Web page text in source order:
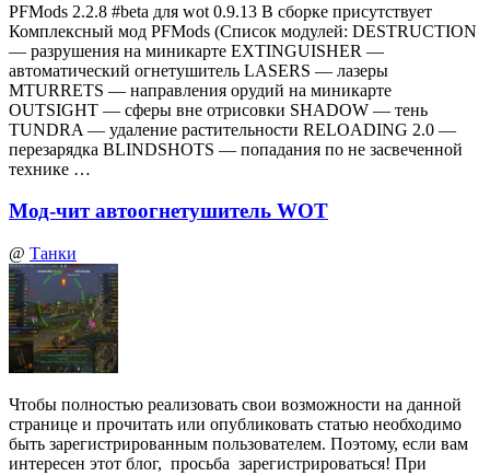
PFMods 2.2.8 #beta для wot 0.9.13 В сборке присутствует
Комплексный мод PFMods (Список модулей: DESTRUCTION
— разрушения на миникарте EXTINGUISHER —
автоматический огнетушитель LASERS — лазеры
MTURRETS — направления орудий на миникарте
OUTSIGHT — сферы вне отрисовки SHADOW — тень
TUNDRA — удаление растительности RELOADING 2.0 —
перезарядка BLINDSHOTS — попадания по не засвеченной
технике …
Мод-чит автоогнетушитель WOT
@ Танки
Чтобы полностью реализовать свои возможности на данной
странице и прочитать или опубликовать статью необходимо
быть зарегистрированным пользователем. Поэтому, если вам
интересен этот блог, просьба зарегистрироваться! При